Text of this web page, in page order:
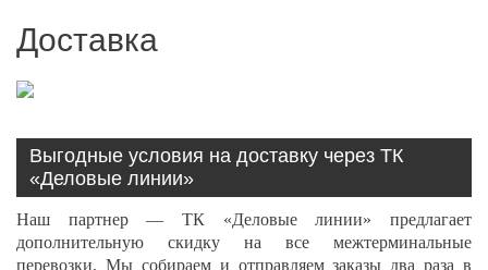
Доставка
Выгодные условия на доставку через ТК
«Деловые линии»
Наш партнер — ТК «Деловые линии» предлагает
дополнительную скидку на все межтерминальные
перевозки. Мы собираем и отправляем заказы два раза в